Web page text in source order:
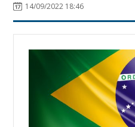
14/09/2022 18:46